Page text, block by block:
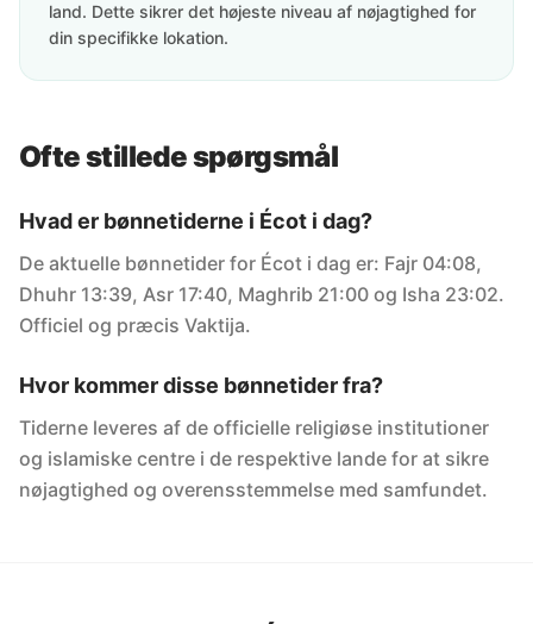
land. Dette sikrer det højeste niveau af nøjagtighed for
din specifikke lokation.
Ofte stillede spørgsmål
Hvad er bønnetiderne i Écot i dag?
De aktuelle bønnetider for Écot i dag er: Fajr 04:08,
Dhuhr 13:39, Asr 17:40, Maghrib 21:00 og Isha 23:02.
Officiel og præcis Vaktija.
Hvor kommer disse bønnetider fra?
Tiderne leveres af de officielle religiøse institutioner
og islamiske centre i de respektive lande for at sikre
nøjagtighed og overensstemmelse med samfundet.